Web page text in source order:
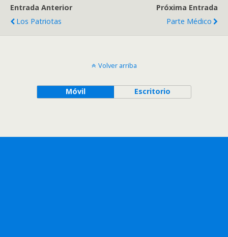
Entrada Anterior
Los Patriotas
Próxima Entrada
Parte Médico
Volver arriba
Móvil Escritorio